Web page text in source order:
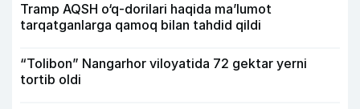
Tramp AQSH o‘q-dorilari haqida ma’lumot
tarqatganlarga qamoq bilan tahdid qildi
“Tolibon” Nangarhor viloyatida 72 gektar yerni
tortib oldi